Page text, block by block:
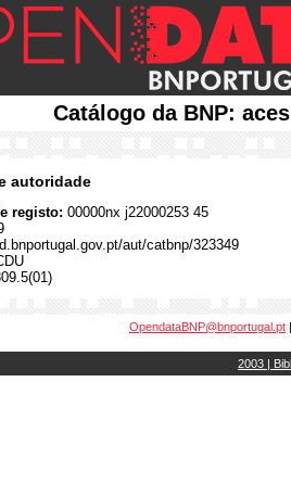
Catálogo da BNP:
autoridade
registo: 00000nx j22000253 45
aut/catbnp/323349
OpendataBNP@bnportugal.pt
2003 |